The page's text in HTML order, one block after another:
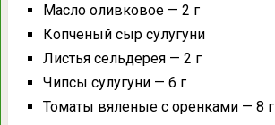
Масло оливковое — 2 г
Копченый сыр сулугуни
Листья сельдерея — 2 г
Чипсы сулугуни — 6 г
Томаты вяленые с оренками — 8 г